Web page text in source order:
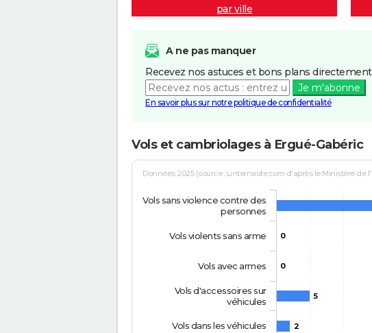
par ville
A ne pas manquer
Recevez nos astuces et bons plans
Je m'abonne
En savoir plus sur notre politique de confidentialité
Vols et cambriolages à Ergué-Gabéric
Données 2025 (source : Linternaute.com d'après le Ministère de
0
0
5
2
Vols sans violence contre des
personnes
Vols violents sans arme
Vols avec armes
Vols d'accessoires sur
véhicules
Vols dans les véhicules